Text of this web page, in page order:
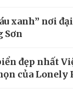
xanh” nơi
Sơn
đẹp nhất
của Lonely